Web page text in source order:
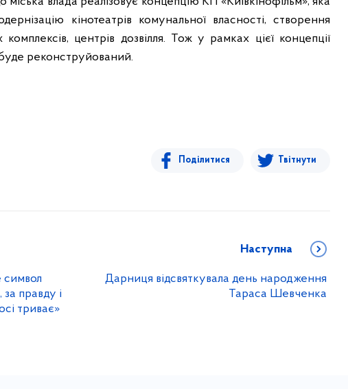
кінотеатрів комунальної власності, створення
центрів дозвілля. Тож у рамках цієї концепції
реконструйований.
Поділитися Твітнути
символ
правду і
триває»
Наступна
Дарниця відсвяткувала день народження
Тараса Шевченка